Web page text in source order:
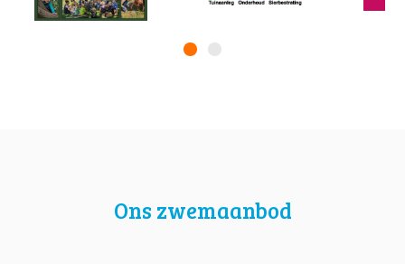
Ons zwemaanbod